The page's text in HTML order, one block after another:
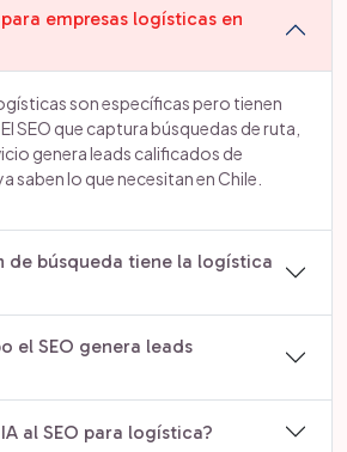
empresas logísticas en
son específicas pero tienen
SEO que captura búsquedas de ruta,
genera leads calificados de
saben lo que necesitan en Chile.
de búsqueda tiene la logística
el SEO genera leads
al SEO para logística?